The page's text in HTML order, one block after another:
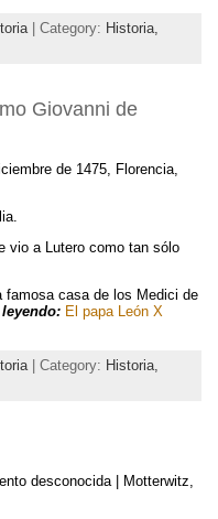
| Category: Historia,
Giovanni de
de 1475, Florencia,
vio a Lutero como tan sólo
famosa casa de los Medici de
El papa León X
| Category: Historia,
desconocida | Motterwitz,